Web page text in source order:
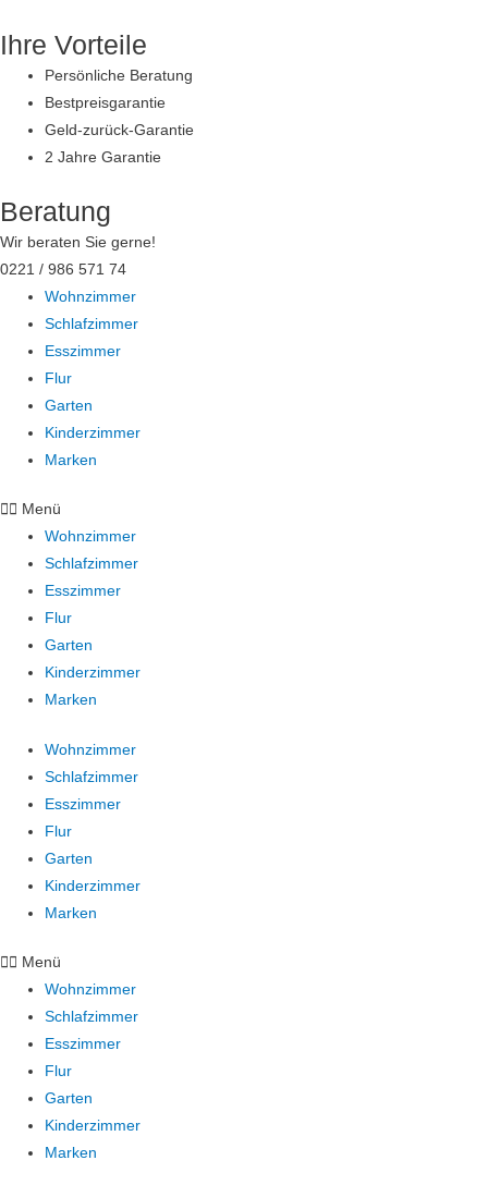
Inhalt
springen
Ihre Vorteile
Persönliche Beratung
Bestpreisgarantie
Geld-zurück-Garantie
2 Jahre Garantie
Beratung
Wir beraten Sie gerne!
0221 / 986 571 74
Wohnzimmer
Schlafzimmer
Esszimmer
Flur
Garten
Kinderzimmer
Marken
Menü
Wohnzimmer
Schlafzimmer
Esszimmer
Flur
Garten
Kinderzimmer
Marken
Wohnzimmer
Schlafzimmer
Esszimmer
Flur
Garten
Kinderzimmer
Marken
Menü
Wohnzimmer
Schlafzimmer
Esszimmer
Flur
Garten
Kinderzimmer
Marken